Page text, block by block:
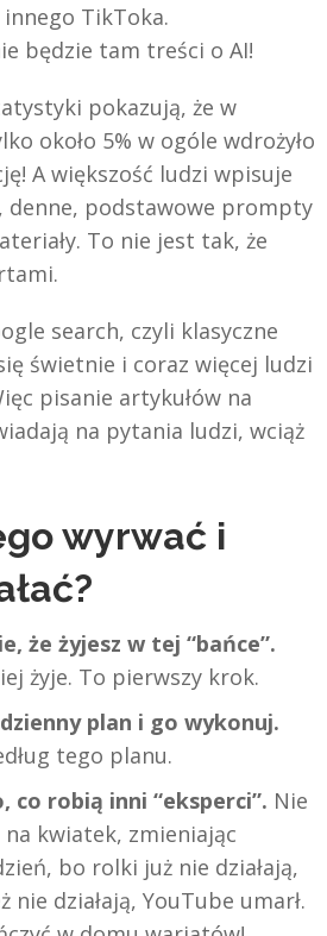
TikToka.
będzie tam treści o AI!
pokazują, że w
około 5% w ogóle wdrożyło
A większość ludzi wpisuje
denne, podstawowe prompty
To nie jest tak, że
search, czyli klasyczne
świetnie i coraz więcej ludzi
pisanie artykułów na
na pytania ludzi, wciąż
wyrwać i
że żyjesz w tej “bańce”.
żyje. To pierwszy krok.
plan i go wykonuj.
tego planu.
co robią inni “eksperci”. Nie
kwiatek, zmieniając
bo rolki już nie działają,
nie działają, YouTube umarł.